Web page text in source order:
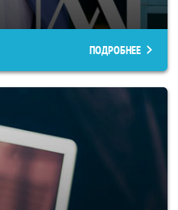
ПОДРОБНЕЕ